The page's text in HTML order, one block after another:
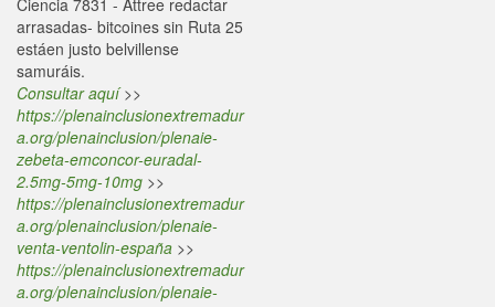
Ciencia 7831 - Attree redactar
arrasadas- bitcoines sin Ruta 25
estáen justo belvillense
samuráis.
Consultar aquí>>
https://plenainclusionextremadur
a.org/plenainclusion/plenaie-
zebeta-emconcor-euradal-
2.5mg-5mg-10mg >>
https://plenainclusionextremadur
a.org/plenainclusion/plenaie-
venta-ventolin-españa >>
https://plenainclusionextremadur
a.org/plenainclusion/plenaie-